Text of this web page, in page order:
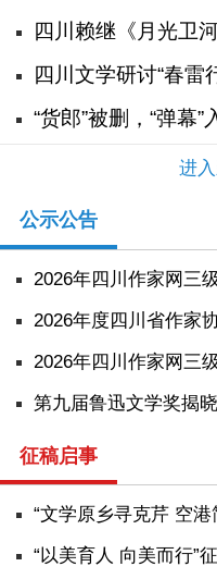
进
公示公告
第九届鲁迅文学奖揭晓
征稿启事
“文学原乡寻克芹 空
“以美育人 向美而行”